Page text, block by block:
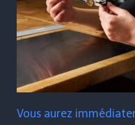
Vous aurez